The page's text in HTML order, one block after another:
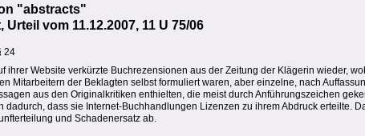
"abstracts"
Urteil vom 11.12.2007, 11 U 75/06
24
ihrer Website verkürzte Buchrezensionen aus der Zeitung der Klägerin wieder,
Mitarbeitern der Beklagten selbst formuliert waren, aber einzelne, nach
aus den Originalkritiken enthielten, die meist durch Anführungszeichen
dadurch, dass sie Internet-Buchhandlungen Lizenzen zu ihrem Abdruck erteilte.
und Schadenersatz ab.